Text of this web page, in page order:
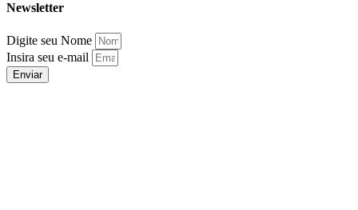
Newsletter
Digite seu Nome
Insira seu e-mail
Enviar